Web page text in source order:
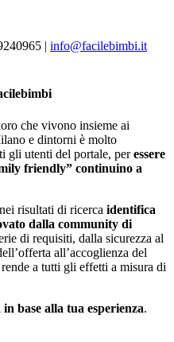
| info@facilebimbi.it
che vivono insieme ai
e dintorni è molto
gli utenti del portale, peressere
friendly” continuino a
risultati di ricerca identifica
dalla community di
di requisiti, dalla sicurezza al
all’accoglienza del
a tutti gli effetti a misura di
in base alla tua esperienza.